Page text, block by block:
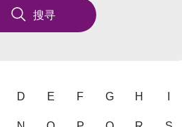
搜寻
D E F G H